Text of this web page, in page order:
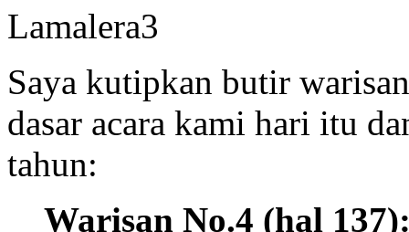
Saya kutipkan butir
dasar acara kami hari itu
tahun:
Warisan No.4 (hal